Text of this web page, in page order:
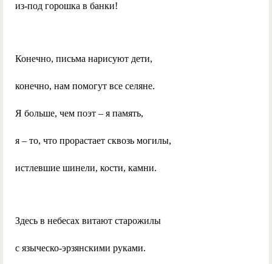
из-под горошка в банки!
Конечно, письма нарисуют дети,
конечно, нам помогут все селяне.
Я больше, чем поэт – я память,
я – то, что прорастает сквозь могилы,
истлевшие шинели, кости, камни.
Здесь в небесах витают старожилы
с языческо-эрзянскими руками.